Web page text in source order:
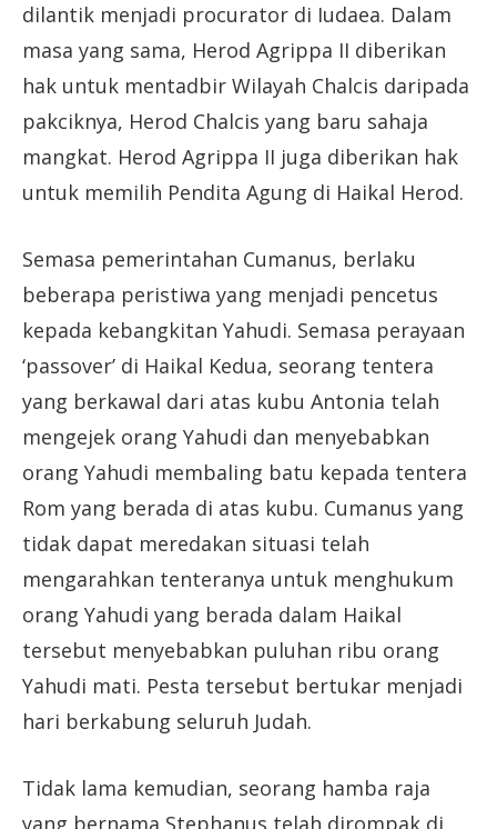
dilantik menjadi procurator di Iudaea. Dalam
masa yang sama, Herod Agrippa II diberikan
hak untuk mentadbir Wilayah Chalcis daripada
pakciknya, Herod Chalcis yang baru sahaja
mangkat. Herod Agrippa II juga diberikan hak
untuk memilih Pendita Agung di Haikal Herod.
Semasa pemerintahan Cumanus, berlaku
beberapa peristiwa yang menjadi pencetus
kepada kebangkitan Yahudi. Semasa perayaan
‘passover’ di Haikal Kedua, seorang tentera
yang berkawal dari atas kubu Antonia telah
mengejek orang Yahudi dan menyebabkan
orang Yahudi membaling batu kepada tentera
Rom yang berada di atas kubu. Cumanus yang
tidak dapat meredakan situasi telah
mengarahkan tenteranya untuk menghukum
orang Yahudi yang berada dalam Haikal
tersebut menyebabkan puluhan ribu orang
Yahudi mati. Pesta tersebut bertukar menjadi
hari berkabung seluruh Judah.
Tidak lama kemudian, seorang hamba raja
yang bernama Stephanus telah dirompak di